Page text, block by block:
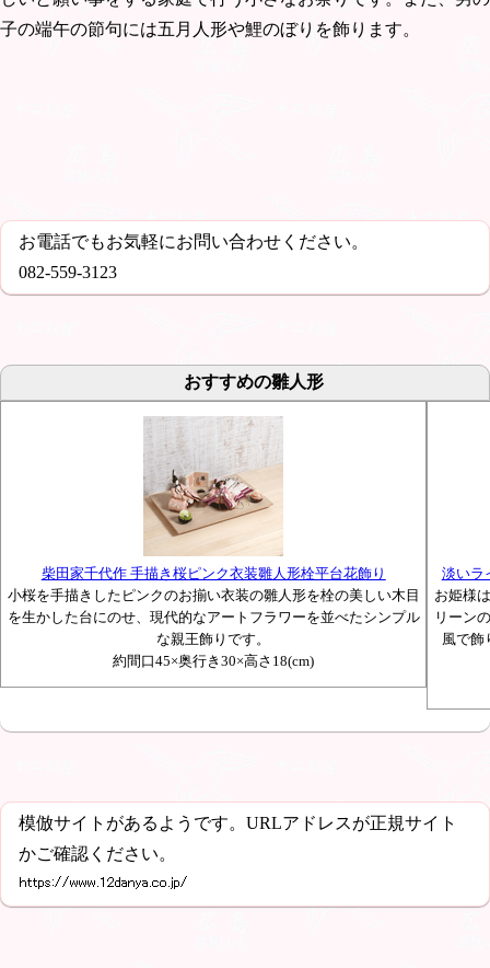
子の端午の節句には五月人形や鯉のぼりを飾ります。
お電話でもお気軽にお問い合わせください。
082-559-3123
おすすめの雛人形
柴田家千代作 手描き桜ピンク衣装雛人形栓平台花飾り
小桜を手描きしたピンクのお揃い衣装の雛人形を栓の美しい木目
を生かした台にのせ、現代的なアートフラワーを並べたシンプル
な親王飾りです。
約間口45×奥行き30×高さ18(cm)
淡いラ
お姫様
リーン
風で飾
模倣サイトがあるようです。URLアドレスが正規サイト
かご確認ください。